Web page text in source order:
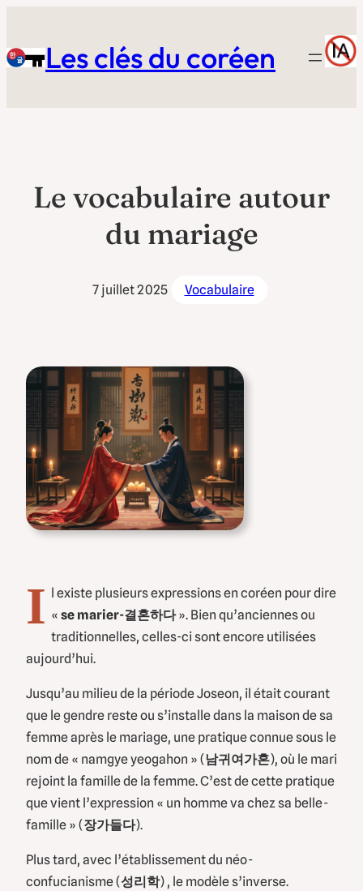
contenuLes clés du coréen
Le vocabulaire autour
du mariage
7 juillet 2025 Vocabulaire
I l existe plusieurs expressions en coréen pour dire
« se marier-결혼하다». Bien qu’anciennes ou
traditionnelles, celles-ci sont encore utilisées
aujourd’hui.
Jusqu’au milieu de la période Joseon, il était courant
que le gendre reste ou s’installe dans la maison de sa
femme après le mariage, une pratique connue sous le
nom de « namgye yeogahon » (남귀여가혼), où le mari
rejoint la famille de la femme. C’est de cette pratique
que vient l’expression « un homme va chez sa belle-
famille » (장가들다).
Plus tard, avec l’établissement du néo-
confucianisme (성리학) , le modèle s’inverse.